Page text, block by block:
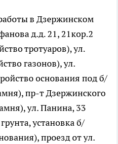
в Дзержинском
д.д. 21, 21кор.2
тротуаров), ул.
газонов), ул.
основания под б/
пр-т Дзержинского
ул. Панина, 33
установка б/
проезд от ул.